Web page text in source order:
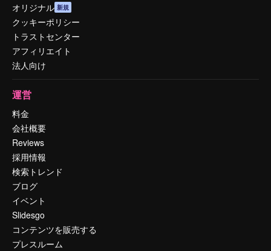
オリジナル 新規
クッキーポリシー
トラストセンター
アフィリエイト
法人向け
運営
料金
会社概要
Reviews
採用情報
検索トレンド
ブログ
イベント
Slidesgo
コンテンツを販売する
プレスルーム